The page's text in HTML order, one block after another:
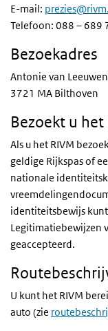
E-mail:
Telefoon: 088 – 689
Bezoekadres
Antonie van
3721 MA Bilthoven
Bezoekt u
Als u het RIVM
geldige Rijkspas of
nationale
identiteitsbewijs
Legitimatiebewijzen
geaccepteerd.
U kunt het RIVM
auto (zie